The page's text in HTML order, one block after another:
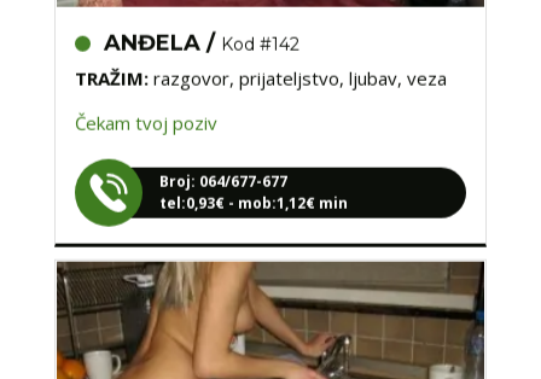
ANĐELA /
TRAŽIM:razgovor, prijateljstvo, ljubav, veza
Čekam tvoj poziv
tel:0,93€ - mob:1,12€ min